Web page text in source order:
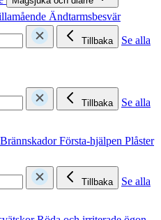
Ändtarmsbesvär
Tillbaka
Se alla
Tillbaka
Se alla
BrännskadorFörsta-hjälpen Plåster
Tillbaka
Se alla